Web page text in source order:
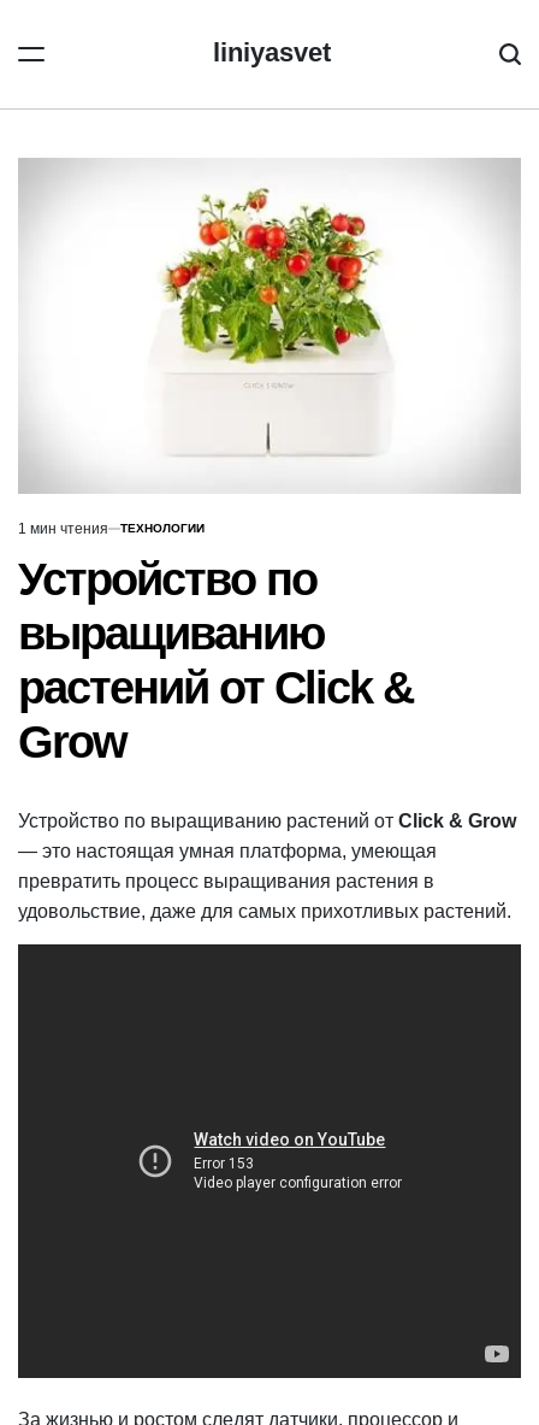
liniyasvet
Расчётное
время
чтения
1 мин чтения
ОПУБЛИКОВАНО
ТЕХНОЛОГИИ
Устройство по
выращиванию
растений от Click &
Grow
Устройство по выращиванию растений от Click & Grow
— это настоящая умная платформа, умеющая
превратить процесс выращивания растения в
удовольствие, даже для самых прихотливых растений.
За жизнью и ростом следят датчики, процессор и